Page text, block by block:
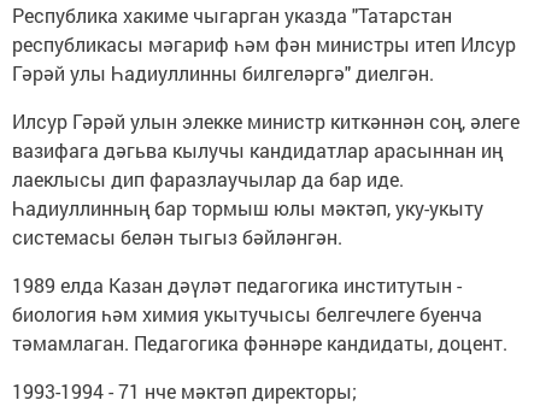
Республика хакиме чыгарган указда "Татарстан
республикасы мәгариф һәм фән министры итеп Илсур
Гәрәй улы Һадиуллинны билгеләргә" диелгән.
Илсур Гәрәй улын элекке министр киткәннән соң, әлеге
вазифага дәгьва кылучы кандидатлар арасыннан иң
лаеклысы дип фаразлаучылар да бар иде.
Һадиуллинның бар тормыш юлы мәктәп, уку-укыту
системасы белән тыгыз бәйләнгән.
1989 елда Казан дәүләт педагогика институтын -
биология һәм химия укытучысы белгечлеге буенча
тәмамлаган. Педагогика фәннәре кандидаты, доцент.
1993-1994 - 71 нче мәктәп директоры;